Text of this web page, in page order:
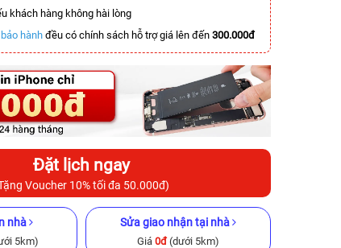
-6.000.000đ -2.000.000đ
khách hàng không hài lòng
hànhđều có chính sách hỗ trợ giá lên đến 300.000đ
Đặt lịch ngay
Voucher 10% tối đa 50.000đ)
nhà
5km)
Sửa giao nhận tại nhà
Giá 0đ(dưới 5km)